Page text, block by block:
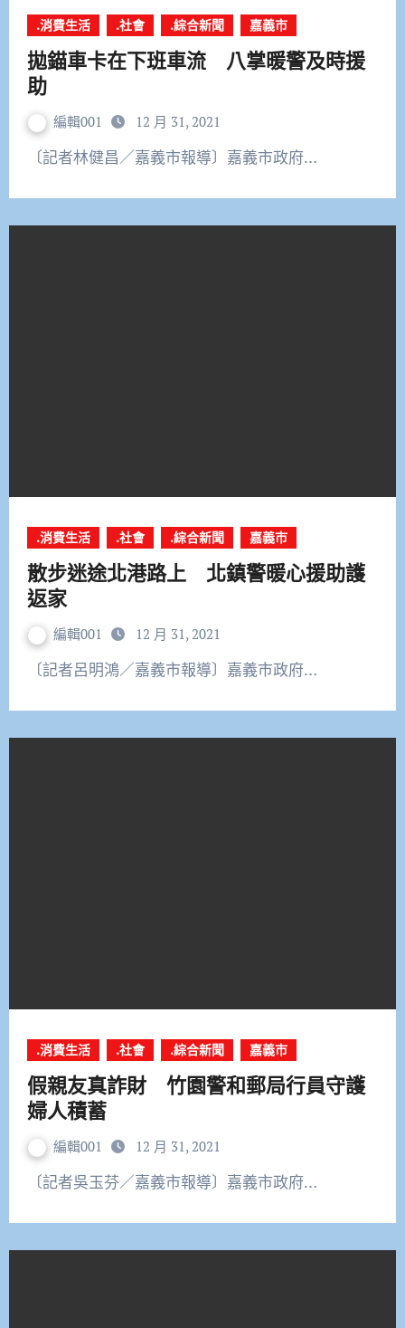
.消費生活 .社會 .綜合新聞 嘉義市
拋錨車卡在下班車流 八掌暖警及時援
助
編輯001 12 月 31, 2021
〔記者林健昌／嘉義市報導〕嘉義市政府…
.消費生活 .社會 .綜合新聞 嘉義市
散步迷途北港路上 北鎮警暖心援助護
返家
編輯001 12 月 31, 2021
〔記者呂明鴻／嘉義市報導〕嘉義市政府…
.消費生活 .社會 .綜合新聞 嘉義市
假親友真詐財 竹園警和郵局行員守護
婦人積蓄
編輯001 12 月 31, 2021
〔記者吳玉芬／嘉義市報導〕嘉義市政府…